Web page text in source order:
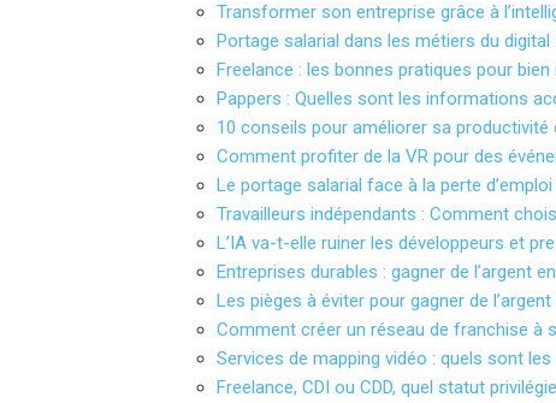
Transformer son entreprise grâce à
Portage salarial dans les métiers du
Freelance : les bonnes pratiques pour
Pappers : Quelles sont les informations
10 conseils pour améliorer sa productivité
Comment profiter de la VR pour des
Le portage salarial face à la perte
Travailleurs indépendants : Comment
L’IA va-t-elle ruiner les développeurs et
Entreprises durables : gagner de l’argent
Les pièges à éviter pour gagner de
Comment créer un réseau de franchise à
Services de mapping vidéo : quels sont
Freelance, CDI ou CDD, quel statut